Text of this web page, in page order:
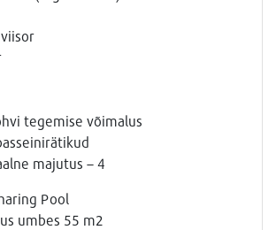
tegemise võimalus
majutus – 4
Pool
umbes 55 m2